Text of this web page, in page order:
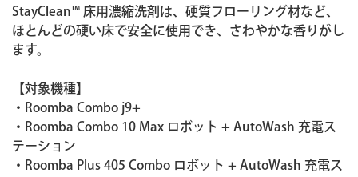
StayClean™ 床用濃縮洗剤は、硬質フローリング材など、
ほとんどの硬い床で安全に使用でき、さわやかな香りがし
ます。
【対象機種】
・Roomba Combo j9+
・Roomba Combo 10 Max ロボット + AutoWash 充電ス
テーション
・Roomba Plus 405 Combo ロボット + AutoWash 充電ス